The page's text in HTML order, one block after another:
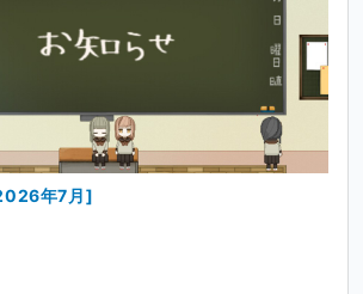
年7月]